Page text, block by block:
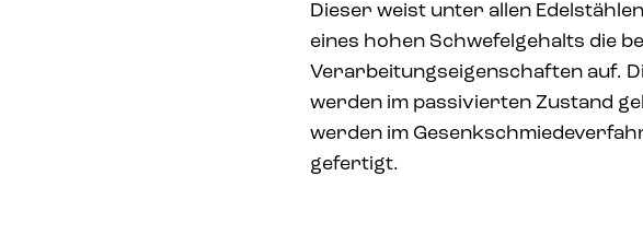
Dieser weist unter allen
eines hohen Schwefelgehalts die
Verarbeitungseigenschaften auf.
werden im passivierten Zustand
werden im
gefertigt.